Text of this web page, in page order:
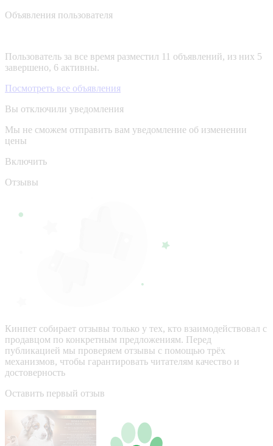
Объявления пользователя
Пользователь за все время разместил 11 объявлений, из них 5
завершено, 6 активны.
Посмотреть все объявления
Вы отключили уведомления
Мы не сможем отправить вам уведомление об изменении
цены
Включить
Отзывы
Кинпет собирает отзывы только у тех, кто взаимодействовал с
продавцом по конкретным предложениям. Перед
публикацией мы проверяем отзывы с помощью трёх
механизмов, чтобы гарантировать читателям качество и
достоверность
Оставить первый отзыв